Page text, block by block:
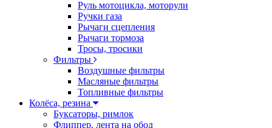
Руль мотоцикла, моторули
Ручки газа
Рычаги сцепления
Рычаги тормоза
Тросы, тросики
Фильтры
Воздушные фильтры
Масляные фильтры
Топливные фильтры
Колёса, резина
Буксаторы, римлок
Флиппер, лента на обод